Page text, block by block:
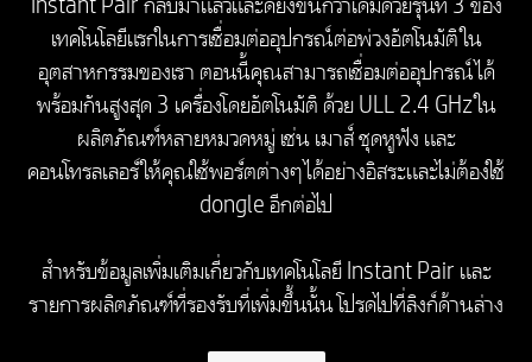
เทคโนโลยีแรกในการเชื่อมต่ออุปกรณ์ต่อพ่วงอัตโนมัติใน
อุตสาหกรรมของเรา ตอนนี้คุณสามารถเชื่อมต่ออุปกรณ์ได้
พร้อมกันสูงสุด 3 เครื่องโดยอัตโนมัติ ด้วย ULL 2.4 GHz ใน
ผลิตภัณฑ์หลายหมวดหมู่ เช่น เมาส์ ชุดหูฟัง และ
คอนโทรลเลอร์ ให้คุณใช้พอร์ตต่างๆ ได้อย่างอิสระและไม่ต้องใช้
dongle อีกต่อไป
สำหรับข้อมูลเพิ่มเติมเกี่ยวกับเทคโนโลยี Instant Pair และ
รายการผลิตภัณฑ์ที่รองรับที่เพิ่มขึ้นนั้น โปรดไปที่ลิงก์ด้านล่าง